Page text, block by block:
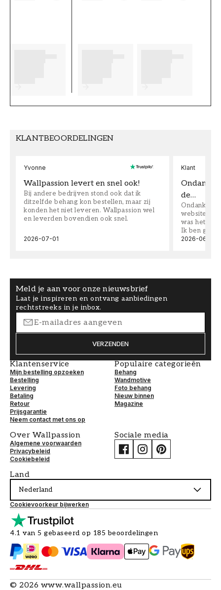
KLANTBEOORDELINGEN
Yvonne
Wallpassion levert en snel ook!
Bij andere bedrijven stond ook dat ik
ditzelfde behang kon bestellen, maar zij
konden het niet leveren. Wallpassion wel
en leverden bovendien ook snel.
2026-07-01
Klant
Ondanks
de…
Ondanks
website
was het
Ik ben
2026-06-08
Meld je aan voor onze nieuwsbrief
Laat je inspireren en ontvang aanbiedingen
rechtstreeks in je inbox.
VERZENDEN
Klantenservice
Mijn bestelling opzoeken
Bestelling
Levering
Betaling
Retour
Prijsgarantie
Neem contact met ons op
Populaire categorieën
Behang
Wandmotive
Foto behang
Nieuw binnen
Magazine
Over Wallpassion
Algemene voorwaarden
Privacybeleid
Cookiebeleid
Sociale media
Land
Nederland
Cookievoorkeur bijwerken
4.1 van 5 gebaseerd op 185 beoordelingen
© 2026 www.wallpassion.eu